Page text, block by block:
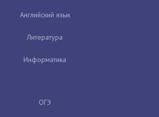
Английский язык
Литература
Информатика
ОГЭ